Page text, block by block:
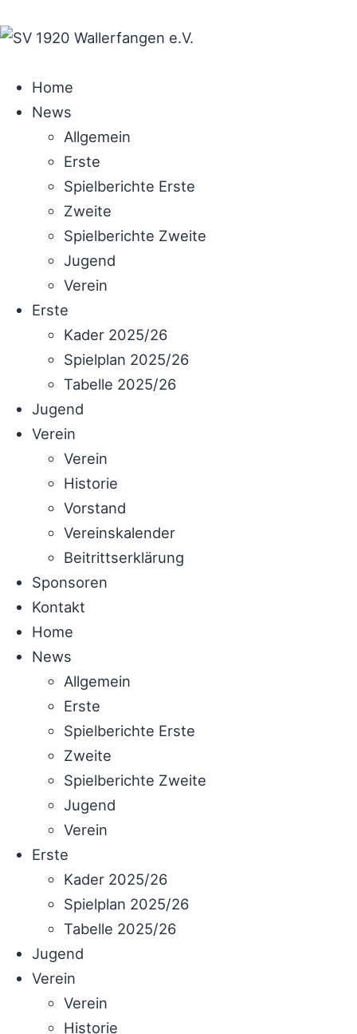
Home
News
Allgemein
Erste
Spielberichte Erste
Zweite
Spielberichte Zweite
Jugend
Verein
Erste
Kader 2025/26
Spielplan 2025/26
Tabelle 2025/26
Jugend
Verein
Verein
Historie
Vorstand
Vereinskalender
Beitrittserklärung
Sponsoren
Kontakt
Home
News
Allgemein
Erste
Spielberichte Erste
Zweite
Spielberichte Zweite
Jugend
Verein
Erste
Kader 2025/26
Spielplan 2025/26
Tabelle 2025/26
Jugend
Verein
Verein
Historie